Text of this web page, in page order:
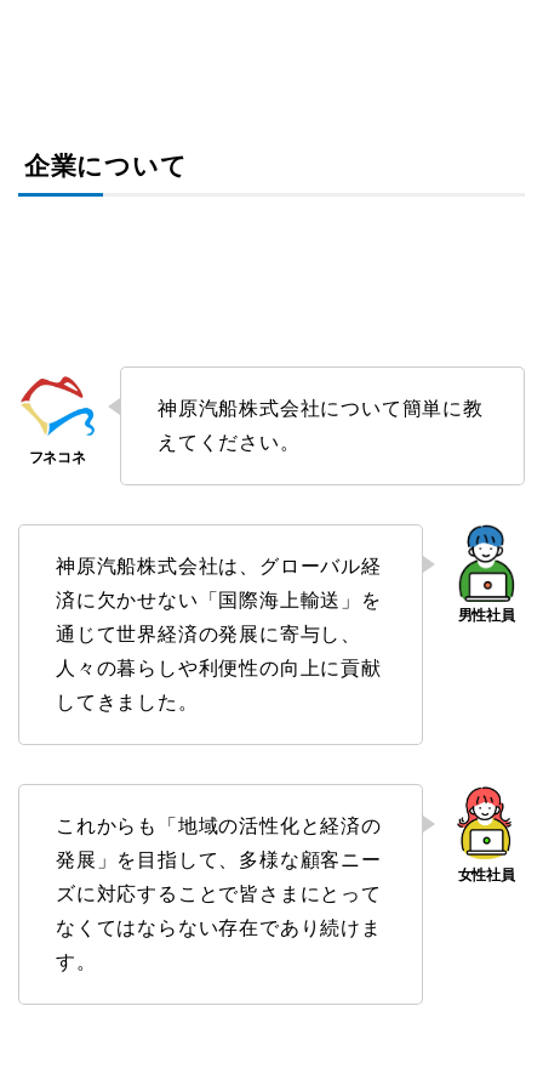
企業について
神原汽船株式会社について簡単に教
えてください。
神原汽船株式会社は、グローバル経
済に欠かせない「国際海上輸送」を
通じて世界経済の発展に寄与し、
人々の暮らしや利便性の向上に貢献
してきました。
これからも「地域の活性化と経済の
発展」を目指して、多様な顧客ニー
ズに対応することで皆さまにとって
なくてはならない存在であり続けま
す。